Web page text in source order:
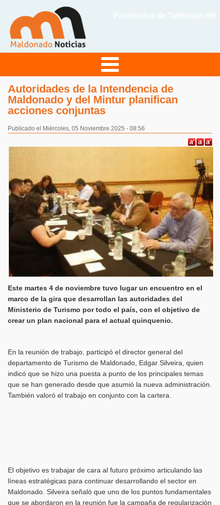
Autoridades de la Intendencia de
Maldonado y del Mintur planifican
acciones conjuntas
Publicado el Miércoles, 05 Noviembre 2025 - 08:56
Este martes 4 de noviembre tuvo lugar un encuentro en el
marco de la gira que desarrollan las autoridades del
Ministerio de Turismo por todo el país, con el objetivo de
crear un plan nacional para el actual quinquenio.
En la reunión de trabajo, participó el director general del
departamento de Turismo de Maldonado, Edgar Silveira, quien
indicó que se hizo una puesta a punto de los principales temas
que se han generado desde que asumió la nueva administración.
También valoró el trabajo en conjunto con la cartera.
El objetivo es trabajar de cara al futuro próximo articulando las
líneas estratégicas para continuar desarrollando el sector en
Maldonado. Silveira señaló que uno de los puntos fundamentales
que se abordaron en la reunión fue la campaña de regularización